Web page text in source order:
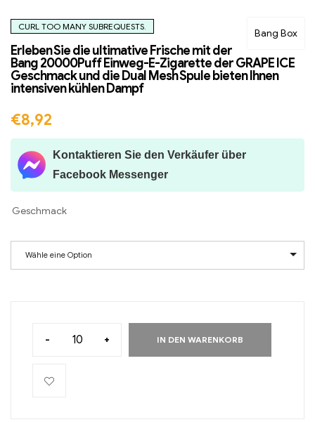
Bang Box
CURL TOO MANY SUBREQUESTS.
Erleben Sie die ultimative Frische mit der
Bang 20000Puff Einweg-E-Zigarette der GRAPE ICE
Geschmack und die Dual Mesh Spule bieten Ihnen
intensiven kühlen Dampf
€8,92
Kontaktieren Sie den Verkäufer über
Facebook Messenger
Geschmack
Wähle eine Option
- + IN DEN WARENKORB